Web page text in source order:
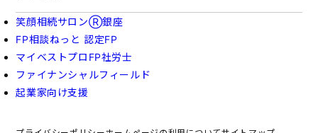
笑顔相続サロンⓇ銀座
FP相談ねっと 認定FP
マイベストプロFP社労士
ファイナンシャルフィールド
起業家向け支援